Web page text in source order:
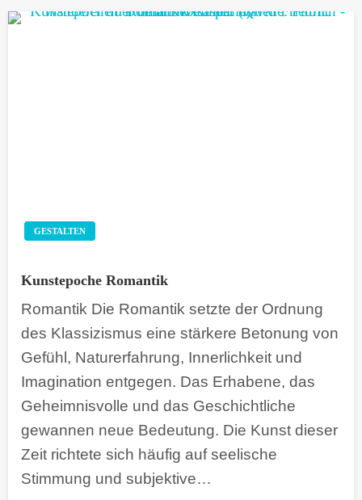
GESTALTEN
Kunstepoche Romantik
Romantik Die Romantik setzte der Ordnung
des Klassizismus eine stärkere Betonung von
Gefühl, Naturerfahrung, Innerlichkeit und
Imagination entgegen. Das Erhabene, das
Geheimnisvolle und das Geschichtliche
gewannen neue Bedeutung. Die Kunst dieser
Zeit richtete sich häufig auf seelische
Stimmung und subjektive…